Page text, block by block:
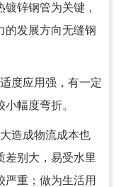
锌钢管为关键，
的发展方向无缝钢
度应用强，有一定
幅度弯折。
造成物流成本也
差别大，易受水里
严重；做为生活用